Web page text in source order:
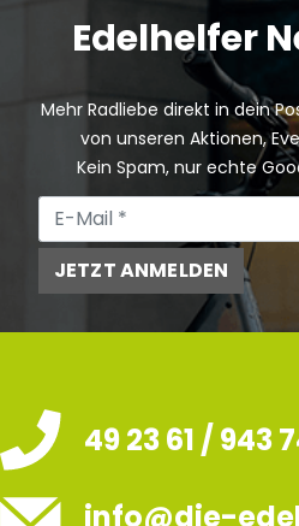
Edelhelfer
Mehr Radliebe direkt in dein
von unseren Aktionen,
Kein Spam, nur echte
JETZT ANMELDEN
49 23 61 / 943
info@die-